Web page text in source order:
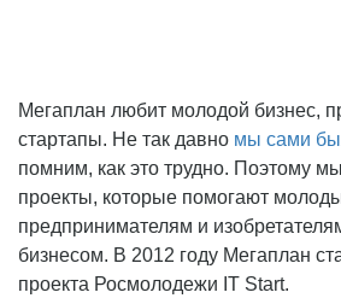
Мегаплан любит молодой бизнес,
стартапы. Не так давно мы сами
помним, как это трудно. Поэтому
проекты, которые помогают
предпринимателям и
бизнесом. В 2012 году Мегаплан
проекта Росмолодежи IT Start.